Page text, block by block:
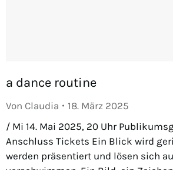
a dance routine
Von Claudia
18. März 2025
/ Mi 14. Mai 2025, 20 Uhr
Anschluss Tickets Ein Blick wird
werden präsentiert und lösen sich